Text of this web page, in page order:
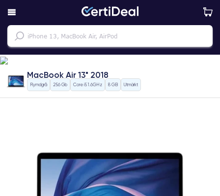
MacBook Air 13" 2018
Rymdgrå 256 Gb Core i5 1.6GHz 8 GB Utmärkt